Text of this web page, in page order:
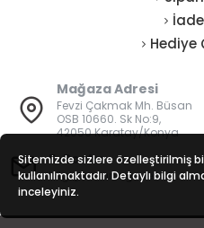
Hediye
Mağaza Adresi
Fevzi Çakmak Mh. Büsan
OSB 10660. Sk No:9,
42050 Karatay/Konya
E-Posta
bilgi@vatanisguvenligi.com
Sitemizde sizlere özelleştirilmiş
kullanılmaktadır. Detaylı bilgi
inceleyiniz.